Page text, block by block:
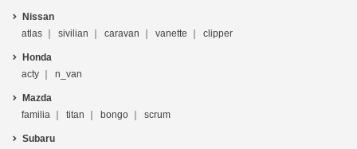
Nissan
atlas
sivilian caravan vanette clipper
Honda
acty
n_van
Mazda
familia
titan bongo scrum
Subaru